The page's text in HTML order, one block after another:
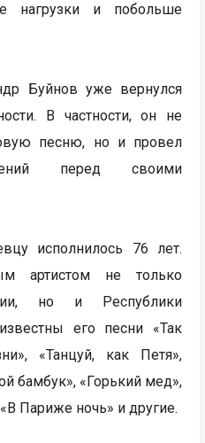
нагрузки и побольше
Буйнов уже вернулся
В частности, он не
песню, но и провел
перед своими
исполнилось 76 лет.
артистом не только
но и Республики
его песни «Так
«Танцуй, как Петя»,
бамбук», «Горький мед»,
Париже ночь» и другие.